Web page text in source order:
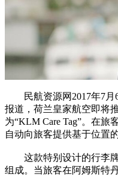
民航资源网2017年7月6
报道，荷兰皇家航空即将
为“KLM Care Tag”。在
自动向旅客提供基于位置
这款特别设计的行李牌
组成。当旅客在阿姆斯特